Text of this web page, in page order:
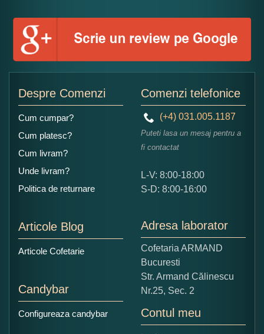
Despre Comenzi
Cum cumpar?
Cum platesc?
Cum livram?
Unde livram?
Politica de returnare
Articole Blog
Articole Cofetarie
Candybar
Configureaza candybar
Comenzi telefonice
(+4) 031.005.1187
Puteti lasa un mesaj pentru a
fi contactat
L-V: 8:00-18:00
S-D: 8:00-16:00
Adresa laborator
Cofetaria ARMAND
Bucuresti
Str. Armand Călinescu
Nr.25, Sec. 2
Contul meu